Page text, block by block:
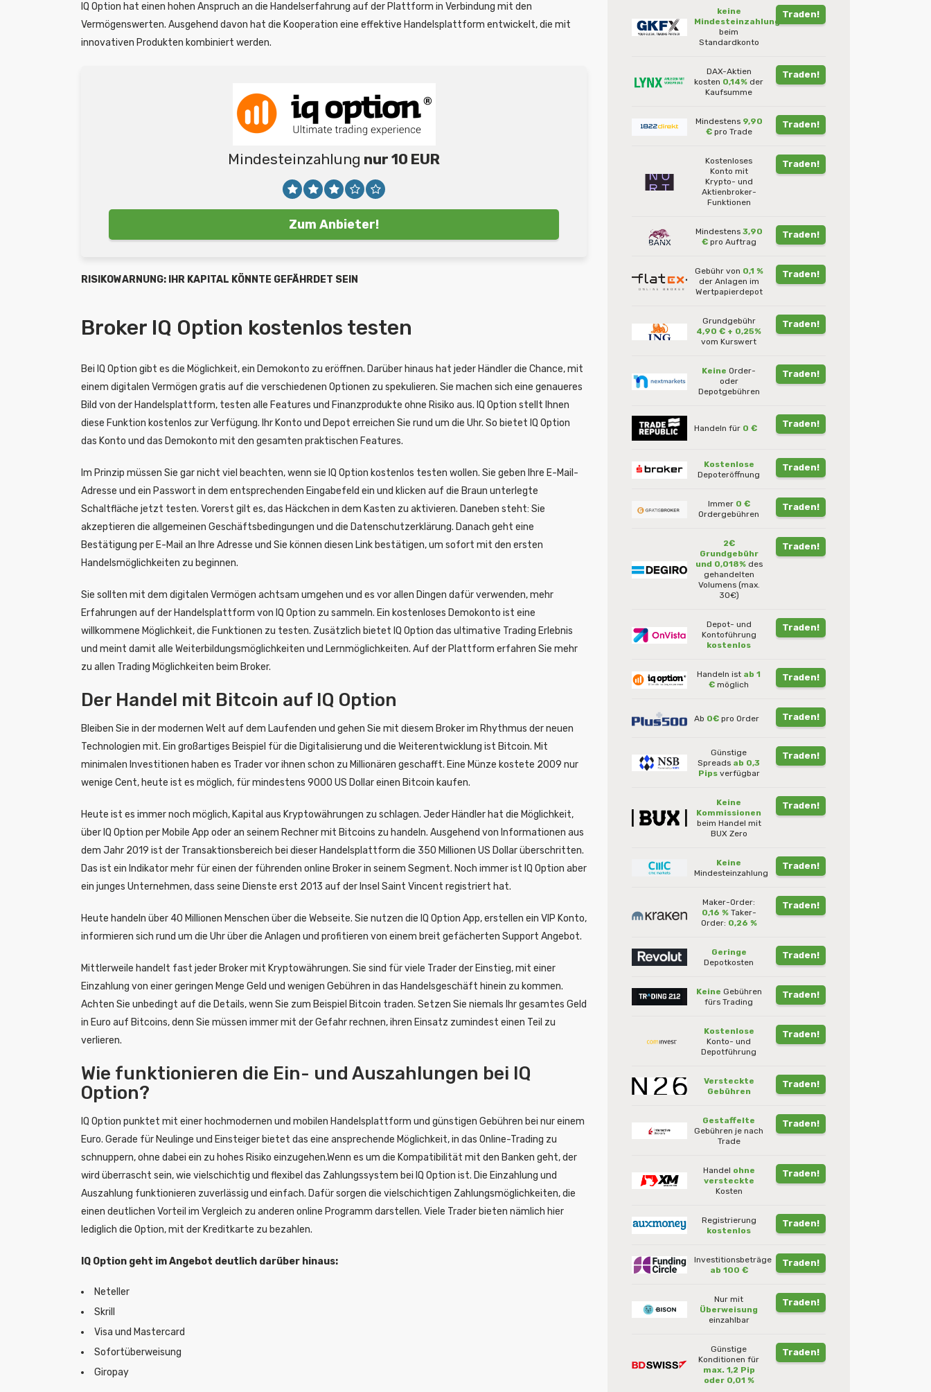
IQ Option hat einen hohen Anspruch an die Handelserfahrung auf der Plattform in Verbindung mit den
Vermögenswerten. Ausgehend davon hat die Kooperation eine effektive Handelsplattform entwickelt, die mit
innovativen Produkten kombiniert werden.
Mindesteinzahlung nur 10 EUR
Zum Anbieter!
RISIKOWARNUNG: IHR KAPITAL KÖNNTE GEFÄHRDET SEIN
Broker IQ Option kostenlos testen
Bei IQ Option gibt es die Möglichkeit, ein Demokonto zu eröffnen. Darüber hinaus hat jeder Händler die Chance, mit
einem digitalen Vermögen gratis auf die verschiedenen Optionen zu spekulieren. Sie machen sich eine genaueres
Bild von der Handelsplattform, testen alle Features und Finanzprodukte ohne Risiko aus. IQ Option stellt Ihnen
diese Funktion kostenlos zur Verfügung. Ihr Konto und Depot erreichen Sie rund um die Uhr. So bietet IQ Option
das Konto und das Demokonto mit den gesamten praktischen Features.
Im Prinzip müssen Sie gar nicht viel beachten, wenn sie IQ Option kostenlos testen wollen. Sie geben Ihre E-Mail-
Adresse und ein Passwort in dem entsprechenden Eingabefeld ein und klicken auf die Braun unterlegte
Schaltfläche jetzt testen. Vorerst gilt es, das Häckchen in dem Kasten zu aktivieren. Daneben steht: Sie
akzeptieren die allgemeinen Geschäftsbedingungen und die Datenschutzerklärung. Danach geht eine
Bestätigung per E-Mail an Ihre Adresse und Sie können diesen Link bestätigen, um sofort mit den ersten
Handelsmöglichkeiten zu beginnen.
Sie sollten mit dem digitalen Vermögen achtsam umgehen und es vor allen Dingen dafür verwenden, mehr
Erfahrungen auf der Handelsplattform von IQ Option zu sammeln. Ein kostenloses Demokonto ist eine
willkommene Möglichkeit, die Funktionen zu testen. Zusätzlich bietet IQ Option das ultimative Trading Erlebnis
und meint damit alle Weiterbildungsmöglichkeiten und Lernmöglichkeiten. Auf der Plattform erfahren Sie mehr
zu allen Trading Möglichkeiten beim Broker.
Der Handel mit Bitcoin auf IQ Option
Bleiben Sie in der modernen Welt auf dem Laufenden und gehen Sie mit diesem Broker im Rhythmus der neuen
Technologien mit. Ein großartiges Beispiel für die Digitalisierung und die Weiterentwicklung ist Bitcoin. Mit
minimalen Investitionen haben es Trader vor ihnen schon zu Millionären geschafft. Eine Münze kostete 2009 nur
wenige Cent, heute ist es möglich, für mindestens 9000 US Dollar einen Bitcoin kaufen.
Heute ist es immer noch möglich, Kapital aus Kryptowährungen zu schlagen. Jeder Händler hat die Möglichkeit,
über IQ Option per Mobile App oder an seinem Rechner mit Bitcoins zu handeln. Ausgehend von Informationen aus
dem Jahr 2019 ist der Transaktionsbereich bei dieser Handelsplattform die 350 Millionen US Dollar überschritten.
Das ist ein Indikator mehr für einen der führenden online Broker in seinem Segment. Noch immer ist IQ Option aber
ein junges Unternehmen, dass seine Dienste erst 2013 auf der Insel Saint Vincent registriert hat.
Heute handeln über 40 Millionen Menschen über die Webseite. Sie nutzen die IQ Option App, erstellen ein VIP Konto,
informieren sich rund um die Uhr über die Anlagen und profitieren von einem breit gefächerten Support Angebot.
Mittlerweile handelt fast jeder Broker mit Kryptowährungen. Sie sind für viele Trader der Einstieg, mit einer
Einzahlung von einer geringen Menge Geld und wenigen Gebühren in das Handelsgeschäft hinein zu kommen.
Achten Sie unbedingt auf die Details, wenn Sie zum Beispiel Bitcoin traden. Setzen Sie niemals Ihr gesamtes Geld
in Euro auf Bitcoins, denn Sie müssen immer mit der Gefahr rechnen, ihren Einsatz zumindest einen Teil zu
verlieren.
Wie funktionieren die Ein- und Auszahlungen bei IQ
Option?
IQ Option punktet mit einer hochmodernen und mobilen Handelsplattform und günstigen Gebühren bei nur einem
Euro. Gerade für Neulinge und Einsteiger bietet das eine ansprechende Möglichkeit, in das Online-Trading zu
schnuppern, ohne dabei ein zu hohes Risiko einzugehen.Wenn es um die Kompatibilität mit den Banken geht, der
wird überrascht sein, wie vielschichtig und flexibel das Zahlungssystem bei IQ Option ist. Die Einzahlung und
Auszahlung funktionieren zuverlässig und einfach. Dafür sorgen die vielschichtigen Zahlungsmöglichkeiten, die
einen deutlichen Vorteil im Vergleich zu anderen online Programm darstellen. Viele Trader bieten nämlich hier
lediglich die Option, mit der Kreditkarte zu bezahlen.
IQ Option geht im Angebot deutlich darüber hinaus:
Neteller
Skrill
Visa und Mastercard
Sofortüberweisung
Giropay
keine
Mindesteinzahlung
beim
Standardkonto
Traden!
DAX-Aktien
kosten 0,14% der
Kaufsumme
Traden!
Mindestens 9,90
€pro Trade
Traden!
Kostenloses
Konto mit
Krypto- und
Aktienbroker-
Funktionen
Traden!
Mindestens 3,90
€pro Auftrag
Traden!
Gebühr von 0,1 %
der Anlagen im
Wertpapierdepot
Traden!
Grundgebühr
4,90 € + 0,25%
vom Kurswert
Traden!
Keine Order-
oder
Depotgebühren
Traden!
Handeln für 0 € Traden!
Kostenlose
Depoteröffnung
Traden!
Immer 0 €
Ordergebühren
Traden!
2€
Grundgebühr
und 0,018%des
gehandelten
Volumens (max.
30€)
Traden!
Depot- und
Kontoführung
kostenlos
Traden!
Handeln ist ab 1
€ möglich
Traden!
Ab 0€ pro Order Traden!
Günstige
Spreads ab 0,3
Pips verfügbar
Traden!
Keine
Kommissionen
beim Handel mit
BUX Zero
Traden!
Keine
Mindesteinzahlung
Traden!
Maker-Order:
0,16 %Taker-
Order: 0,26 %
Traden!
Geringe
Depotkosten
Traden!
Keine Gebühren
fürs Trading
Traden!
Kostenlose
Konto- und
Depotführung
Traden!
Versteckte
Gebühren
Traden!
Gestaffelte
Gebühren je nach
Trade
Traden!
Handel ohne
versteckte
Kosten
Traden!
Registrierung
kostenlos
Traden!
Investitionsbeträge
ab 100 €
Traden!
Nur mit
Überweisung
einzahlbar
Traden!
Günstige
Konditionen für
max. 1,2 Pip
oder 0,01 %
Traden!